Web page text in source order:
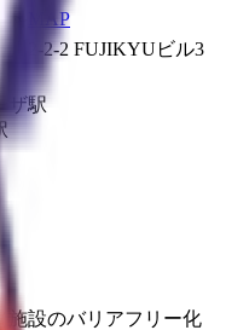
MAP
2-2-2 FUJIKYUビル3
ザ駅
施設のバリアフリー化